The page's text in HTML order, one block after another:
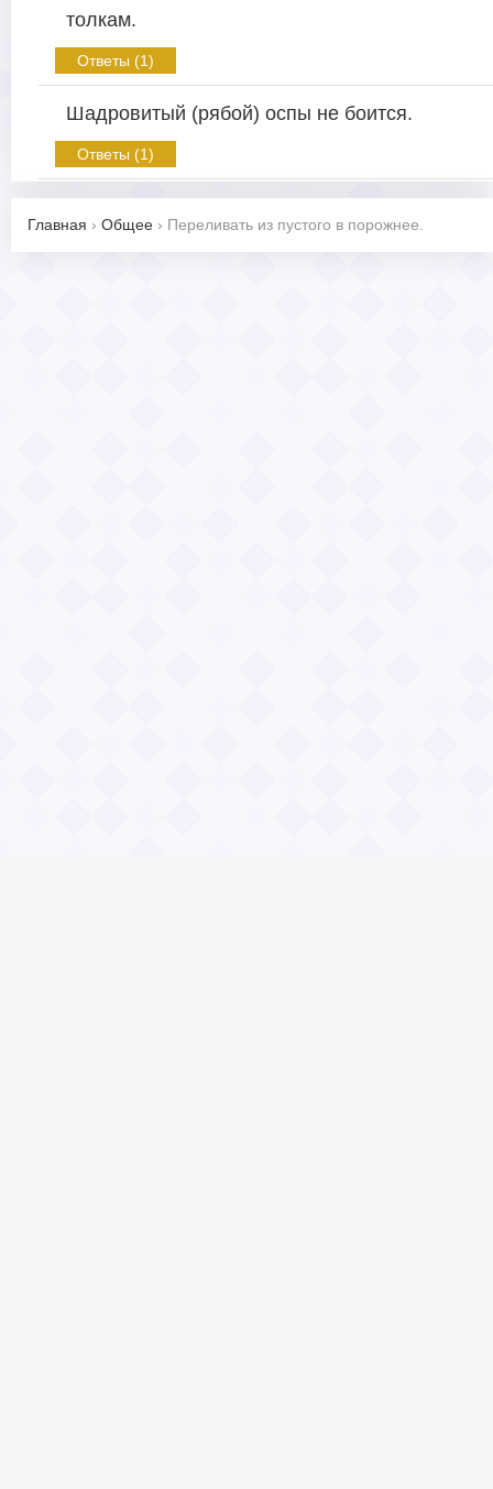
толкам.
Ответы (1)
Шадровитый (рябой) оспы не боится.
Ответы (1)
Главная › Общее › Переливать из пустого в порожнее.